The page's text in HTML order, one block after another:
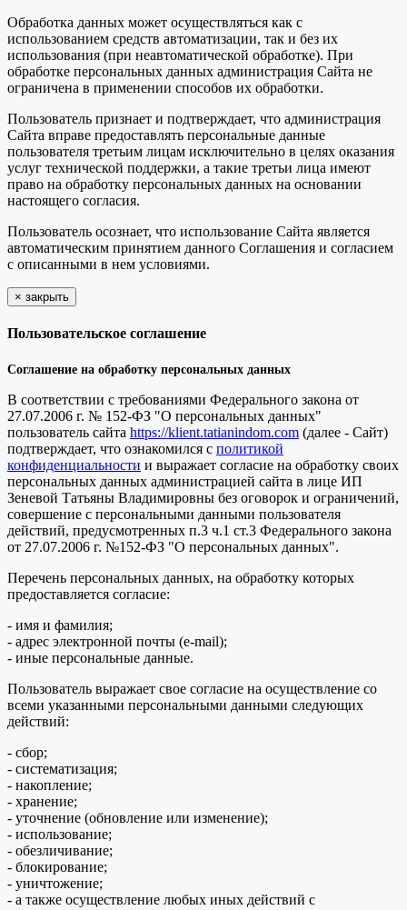
Обработка данных может осуществляться как с
использованием средств автоматизации, так и без их
использования (при неавтоматической обработке). При
обработке персональных данных администрация Сайта не
ограничена в применении способов их обработки.
Пользователь признает и подтверждает, что администрация
Сайта вправе предоставлять персональные данные
пользователя третьим лицам исключительно в целях оказания
услуг технической поддержки, а такие третьи лица имеют
право на обработку персональных данных на основании
настоящего согласия.
Пользователь осознает, что использование Сайта является
автоматическим принятием данного Соглашения и согласием
с описанными в нем условиями.
× закрыть
Пользовательское соглашение
Соглашение на обработку персональных данных
В соответствии с требованиями Федерального закона от
27.07.2006 г. № 152-ФЗ "О персональных данных"
пользователь сайта https://klient.tatianindom.com (далее - Сайт)
подтверждает, что ознакомился с политикой
конфиденциальности и выражает согласие на обработку своих
персональных данных администрацией сайта в лице ИП
Зеневой Татьяны Владимировны без оговорок и ограничений,
совершение с персональными данными пользователя
действий, предусмотренных п.3 ч.1 ст.3 Федерального закона
от 27.07.2006 г. №152-ФЗ "О персональных данных".
Перечень персональных данных, на обработку которых
предоставляется согласие:
- имя и фамилия;
- адрес электронной почты (e-mail);
- иные персональные данные.
Пользователь выражает свое согласие на осуществление со
всеми указанными персональными данными следующих
действий:
- сбор;
- систематизация;
- накопление;
- хранение;
- уточнение (обновление или изменение);
- использование;
- обезличивание;
- блокирование;
- уничтожение;
- а также осуществление любых иных действий с